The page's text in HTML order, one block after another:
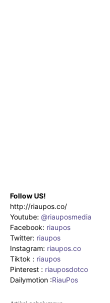
Follow US!
http://riaupos.co/
Youtube: @riauposmedia
Facebook: riaupos
Twitter: riaupos
Instagram: riaupos.co
Tiktok : riaupos
Pinterest : riauposdotco
Dailymotion :RiauPos